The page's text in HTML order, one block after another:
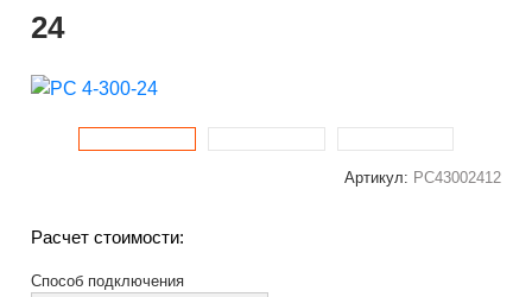
24
Артикул: РС43002412
Расчет стоимости:
Способ подключения